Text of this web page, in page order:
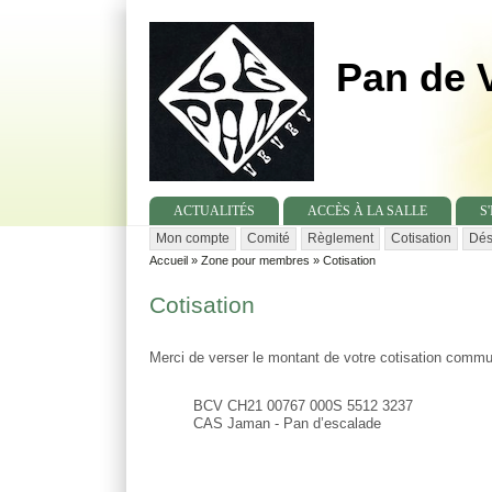
Pan de
ACTUALITÉS ACCÈS À LA SALLE
Secondary menu
Mon compte Comité Règlement Cotisation
You are here
Accueil »Zone pour membres »Cotisation
Cotisation
Merci de verser le montant de votre cotisation
BCV CH21 00767 000S 5512 3237
CAS Jaman - Pan d’escalade